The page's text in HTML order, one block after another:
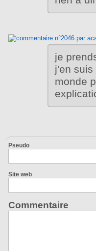
je
j'en
monde
Pseudo
Site web
Commentaire